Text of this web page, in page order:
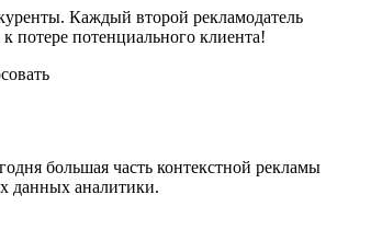
Каждый второй рекламодатель
потере потенциального клиента!
большая часть контекстной рекламы
данных аналитики.